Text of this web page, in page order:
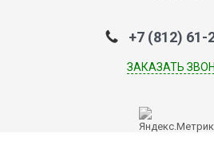
+7 (812) 61-
ЗАКАЗАТЬ